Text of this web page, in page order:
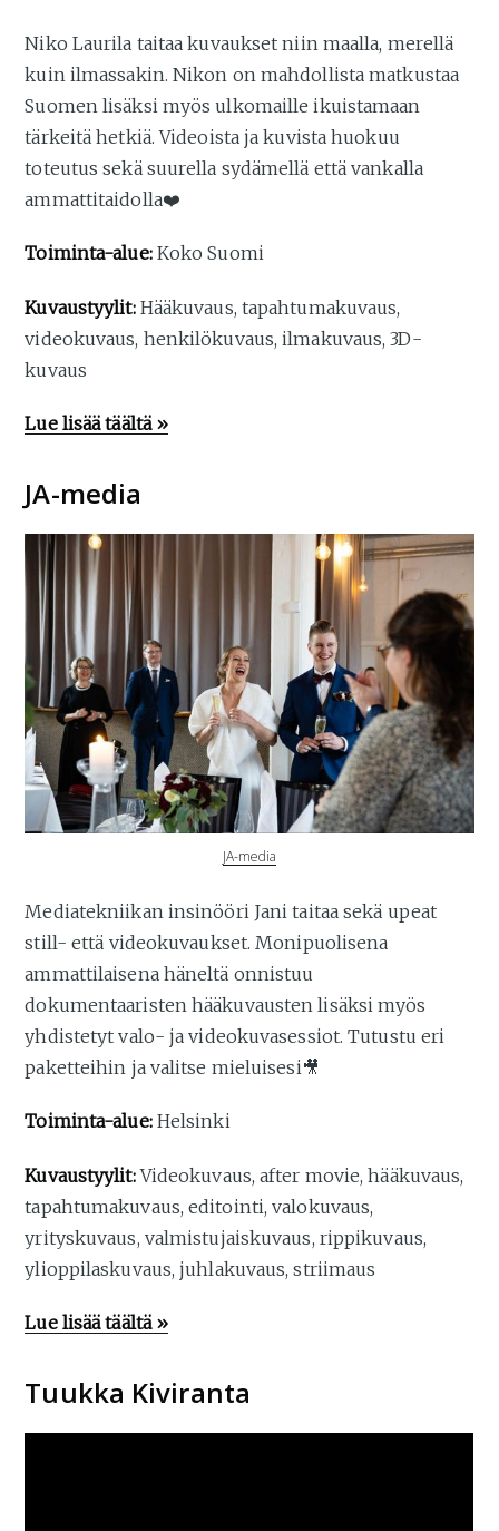
Niko Laurila taitaa kuvaukset niin maalla, merellä
kuin ilmassakin. Nikon on mahdollista matkustaa
Suomen lisäksi myös ulkomaille ikuistamaan
tärkeitä hetkiä. Videoista ja kuvista huokuu
toteutus sekä suurella sydämellä että vankalla
ammattitaidolla❤️
Toiminta-alue: Koko Suomi
Kuvaustyylit: Hääkuvaus, tapahtumakuvaus,
videokuvaus, henkilökuvaus, ilmakuvaus, 3D-
kuvaus
Lue lisää täältä »
JA-media
JA-media
Mediatekniikan insinööri Jani taitaa sekä upeat
still- että videokuvaukset. Monipuolisena
ammattilaisena häneltä onnistuu
dokumentaaristen hääkuvausten lisäksi myös
yhdistetyt valo- ja videokuvasessiot. Tutustu eri
paketteihin ja valitse mieluisesi🎥
Toiminta-alue: Helsinki
Kuvaustyylit:Videokuvaus, after movie, hääkuvaus,
tapahtumakuvaus, editointi, valokuvaus,
yrityskuvaus, valmistujaiskuvaus, rippikuvaus,
ylioppilaskuvaus, juhlakuvaus, striimaus
Lue lisää täältä »
Tuukka Kiviranta